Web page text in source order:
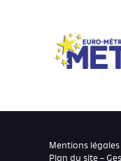
Mentions
Plan du site –